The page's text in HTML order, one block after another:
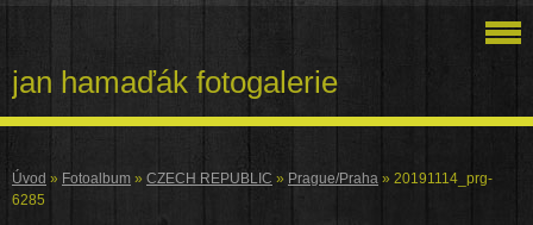
jan hamaďák fotogalerie
Úvod » Fotoalbum » CZECH REPUBLIC » Prague/Praha » 20191114_prg-
6285